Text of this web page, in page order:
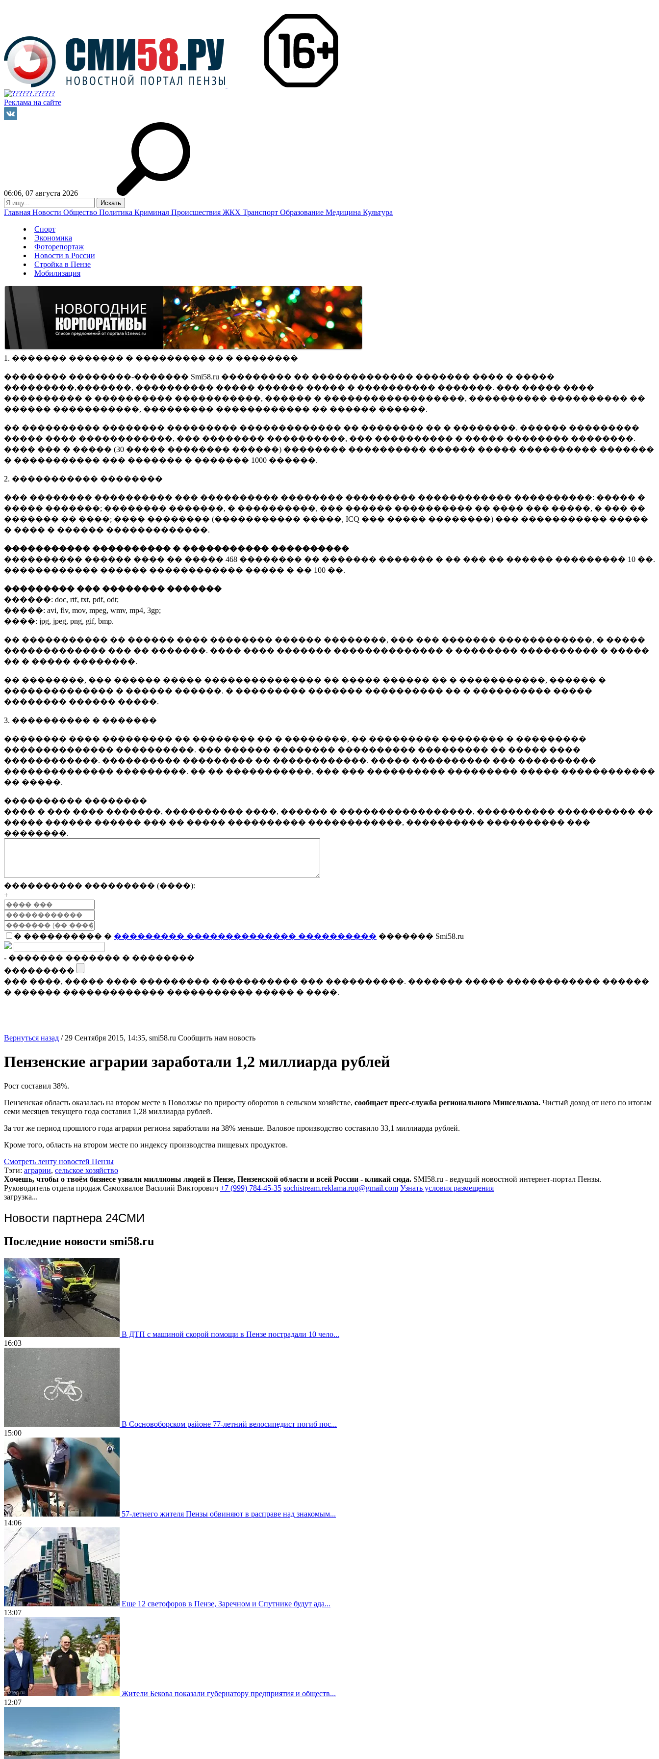
Реклама на сайте
06:06, 07 августа 2026
Главная Новости Общество Политика Криминал Происшествия ЖКХ Транспорт Образование Медицина Культура
Спорт
Экономика
Фоторепортаж
Новости в России
Стройка в Пензе
Мобилизация
1. ������� ������� � ��������� �� � ��������
�������� ��������-������� Smi58.ru ��������� �� ������������� ������� ���� � �����
���������,�������, ���������� ����� ������ ����� � ���������� �������. ��� ����� ����
���������� � ���������� �����������, ������ � ������������������, ���������� ���������� ��
������ �����������, ��������� ������������ �� ������ ������.
�� ���������� �������� ��������� ������������� �� �������� �� � ��������. ������ ���������
����� ���� ������������, ��� �������� ����������, ��� ���������� � ����� �������� ��������.
���� ��� � ����� (30 ����� �������� ������) �������� ���������� ������ ����� ���������� �������
� ����������� ��� ������� � ������� 1000 ������.
2. ����������� ��������
��� �������� ���������� ��� ���������� �������� ��������� ������������ ����������: ����� �
����� �������; �������� �������, � ����������, ��� ������ ���������� �� ���� ��� �����, � ��� ��
������� �� ����; ���� �������� (����������� �����, ICQ ��� ����� ��������) ��� ����������� �����
� ���� � ������ �������������.
����������� ���������� � ����������� ����������
���������� ������ ���� �� ����� 468 �������� �� ������� ������� � �� ��� �� ������ ��������� 10 ��.
������������ ������ ������������ ����� � �� 100 ��.
��������� ��� �������� �������
������: doc, rtf, txt, pdf, odt;
�����: avi, flv, mov, mpeg, wmv, mp4, 3gp;
����: jpg, jpeg, png, gif, bmp.
�� ����������� �� ������ ���� �������� ������ ��������, ��� ��� ������� ������������, � �����
������������� ��� �� �������. ���� ���� ������� �������������� � �������� ���������� � �����
�� � ����� ��������.
�� ��������, ��� ������ ����� ��������������� �� ����� ������ �� � �����������, ������ �
�������������� � ������ ������. � ��������� ������� ���������� �� � ���������� �����
�������� ������ �����.
3. ���������� � �������
�������� ���� ��������� �� �������� �� � ��������, �� ��������� �������� � ���������
�������������� ����������. ��� ������ �������� ���������� ��������� �� ����� ����
������������. ���������� ��������� �� ������������. ����� ���������� ��� ����������
�������������� ���������. �� �� �����������, ��� ��� ���������� ��������� ����� ������������
�� �����.
���������� ��������
���� � ��� ���� �������, ���������� ����, ������ � �����������������, ���������� ���������� ��
����� ������ ������ ��� �� ����� ���������� ������������, ���������� ���������� ���
��������.
���������� ��������� (����):
+
� ���������� � ��������� �������������� ���������� ������� Smi58.ru
- ������� ������� � ��������
���������
��� ����, ����� ���� ��������� ����������� ��� ����������. ������� ����� ������������ ������
� ������ ������������� ����������� ����� � ����.
Вернуться назад / 29 Сентября 2015, 14:35, smi58.ru Сообщить нам новость
Пензенские аграрии заработали 1,2 миллиарда рублей
Рост составил 38%.
Пензенская область оказалась на втором месте в Поволжье по приросту оборотов в сельском хозяйстве, сообщает пресс-служба регионального Минсельхоза. Чистый доход от него по итогам
семи месяцев текущего года составил 1,28 миллиарда рублей.
За тот же период прошлого года аграрии региона заработали на 38% меньше. Валовое производство составило 33,1 миллиарда рублей.
Кроме того, область на втором месте по индексу производства пищевых продуктов.
Смотреть ленту новостей Пензы
Тэги: аграрии, сельское хозяйство
Хочешь, чтобы о твоём бизнесе узнали миллионы людей в Пензе, Пензенской области и всей России - кликай сюда. SMI58.ru - ведущий новостной интернет-портал Пензы.
Руководитель отдела продаж Самохвалов Василий Викторович +7 (999) 784-45-35 sochistream.reklama.rop@gmail.com Узнать условия размещения
загрузка...
Новости партнера 24СМИ
Последние новости smi58.ru
В ДТП с машиной скорой помощи в Пензе пострадали 10 чело...
16:03
В Сосновоборском районе 77-летний велосипедист погиб пос...
15:00
57-летнего жителя Пензы обвиняют в расправе над знакомым...
14:06
Еще 12 светофоров в Пензе, Заречном и Спутнике будут ада...
13:07
Жители Бекова показали губернатору предприятия и обществ...
12:07